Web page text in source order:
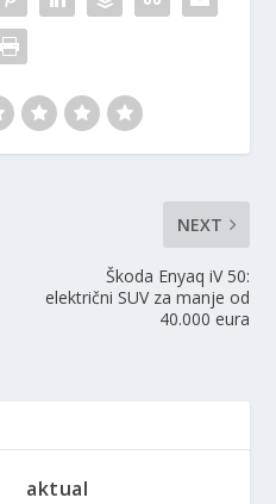
NEXT
Škoda Enyaq iV 50:
električni SUV za manje od
40.000 eura
aktual